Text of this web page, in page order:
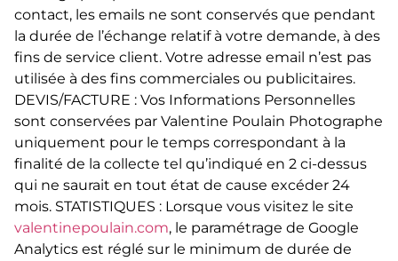
contact, les emails ne sont conservés que pendant
la durée de l’échange relatif à votre demande, à des
fins de service client. Votre adresse email n’est pas
utilisée à des fins commerciales ou publicitaires.
DEVIS/FACTURE : Vos Informations Personnelles
sont conservées par Valentine Poulain Photographe
uniquement pour le temps correspondant à la
finalité de la collecte tel qu’indiqué en 2 ci-dessus
qui ne saurait en tout état de cause excéder 24
mois. STATISTIQUES : Lorsque vous visitez le site
valentinepoulain.com, le paramétrage de Google
Analytics est réglé sur le minimum de durée de